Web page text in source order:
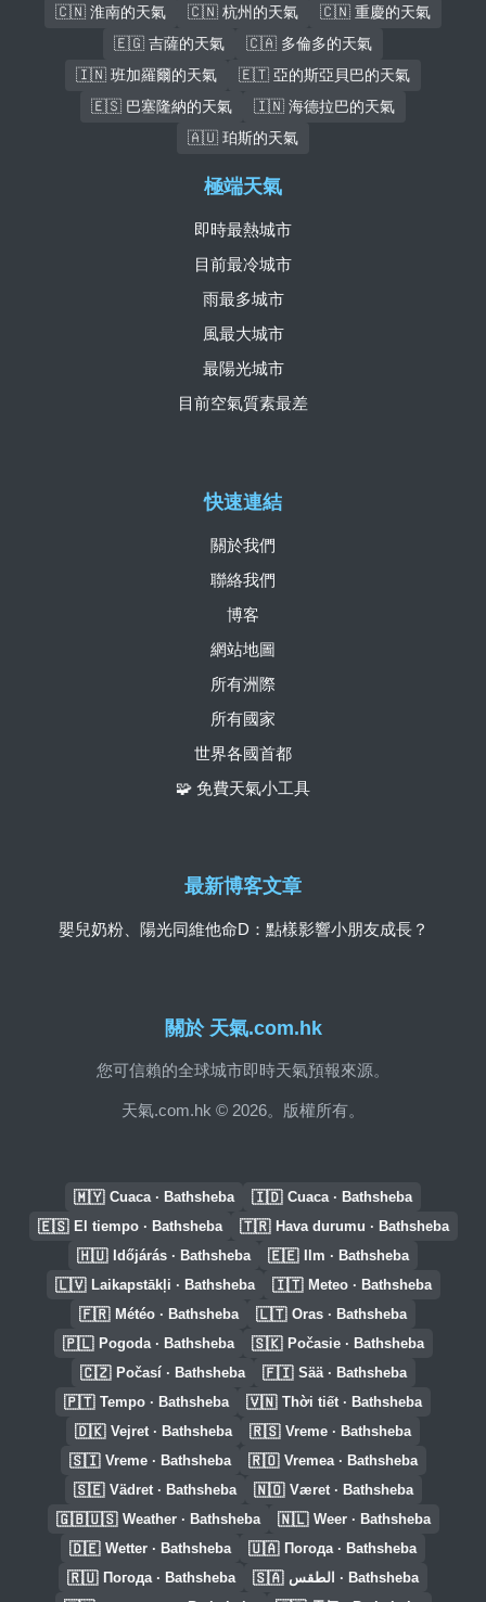
🇨🇳 淮南的天氣
🇨🇳 杭州的天氣
🇨🇳 重慶的天氣
🇪🇬 吉薩的天氣
🇨🇦 多倫多的天氣
🇮🇳 班加羅爾的天氣
🇪🇹 亞的斯亞貝巴的天氣
🇪🇸 巴塞隆納的天氣
🇮🇳 海德拉巴的天氣
🇦🇺 珀斯的天氣
關於 天氣.com.hk
您可信賴的全球城市即時天氣預報來源。
天氣.com.hk © 2026。版權所有。
快速連結
關於我們
聯絡我們
博客
網站地圖
所有洲際
所有國家
世界各國首都
🧩 免費天氣小工具
極端天氣
即時最熱城市
目前最冷城市
雨最多城市
風最大城市
最陽光城市
目前空氣質素最差
最新博客文章
嬰兒奶粉、陽光同維他命D：點樣影響小朋友成長？
🇲🇾 Cuaca · Bathsheba 🇮🇩 Cuaca · Bathsheba
🇪🇸 El tiempo · Bathsheba 🇹🇷 Hava durumu · Bathsheba
🇭🇺 Időjárás · Bathsheba 🇪🇪 Ilm · Bathsheba
🇱🇻 Laikapstākļi · Bathsheba 🇮🇹 Meteo · Bathsheba
🇫🇷 Météo · Bathsheba 🇱🇹 Oras · Bathsheba
🇵🇱 Pogoda · Bathsheba 🇸🇰 Počasie · Bathsheba
🇨🇿 Počasí · Bathsheba 🇫🇮 Sää · Bathsheba
🇵🇹 Tempo · Bathsheba 🇻🇳 Thời tiết · Bathsheba
🇩🇰 Vejret · Bathsheba 🇷🇸 Vreme · Bathsheba
🇸🇮 Vreme · Bathsheba 🇷🇴 Vremea · Bathsheba
🇸🇪 Vädret · Bathsheba 🇳🇴 Været · Bathsheba
🇬🇧🇺🇸 Weather · Bathsheba 🇳🇱 Weer · Bathsheba
🇩🇪 Wetter · Bathsheba 🇺🇦 Погода · Bathsheba
🇷🇺 Погода · Bathsheba 🇸🇦 الطقس · Bathsheba